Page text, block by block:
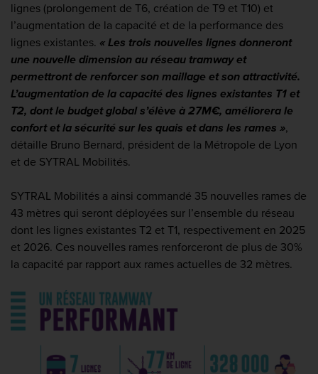
lignes (prolongement de T6, création de T9 et T10) et
l’augmentation de la capacité et de la performance des
lignes existantes. « Les trois nouvelles lignes donneront
une nouvelle dimension au réseau tramway et
permettront de renforcer son maillage et son attractivité.
L’augmentation de la capacité des lignes existantes T1 et
T2, dont le budget global s’élève à 27M€, améliorera le
confort et la sécurité sur les quais et dans les rames »,
détaille Bruno Bernard, président de la Métropole de Lyon
et de SYTRAL Mobilités.
SYTRAL Mobilités a ainsi commandé 35 nouvelles rames de
43 mètres qui seront déployées sur l’ensemble du réseau
dont les lignes existantes T2 et T1, respectivement en 2025
et 2026. Ces nouvelles rames renforceront de plus de 30%
la capacité par rapport aux rames actuelles de 32 mètres.